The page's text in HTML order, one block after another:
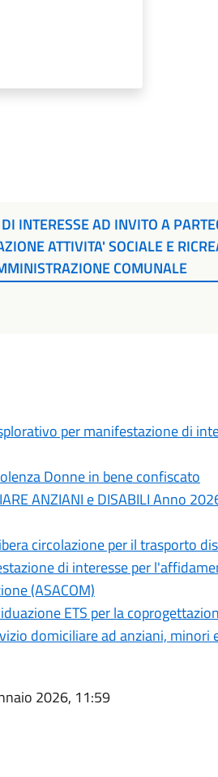
INTERESSE AD INVITO A
ATTIVITA' SOCIALE E
COMUNALE
per manifestazione di
Donne in bene confiscato
ANZIANI e DISABILI Anno
circolazione per il trasporto
di interesse per
(ASACOM)
ETS per la
domiciliare ad anziani, minori
2026, 11:59